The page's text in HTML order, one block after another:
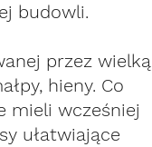
budowli.
przez wielką
hieny. Co
mieli wcześniej
ułatwiające